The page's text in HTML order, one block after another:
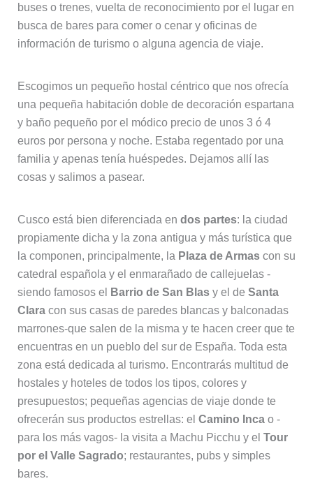
buses o trenes, vuelta de reconocimiento por el lugar en
busca de bares para comer o cenar y oficinas de
información de turismo o alguna agencia de viaje.
Escogimos un pequeño hostal céntrico que nos ofrecía
una pequeña habitación doble de decoración espartana
y baño pequeño por el módico precio de unos 3 ó 4
euros por persona y noche. Estaba regentado por una
familia y apenas tenía huéspedes. Dejamos allí las
cosas y salimos a pasear.
Cusco está bien diferenciada en dos partes: la ciudad
propiamente dicha y la zona antigua y más turística que
la componen, principalmente, la Plaza de Armascon su
catedral española y el enmarañado de callejuelas -
siendo famosos el
Barrio de San Blasy el de Santa
Claracon sus casas de paredes blancas y balconadas
marrones-que salen de la misma y te hacen creer que te
encuentras en un pueblo del sur de España. Toda esta
zona está dedicada al turismo. Encontrarás multitud de
hostales y hoteles de todos los tipos, colores y
presupuestos; pequeñas agencias de viaje donde te
ofrecerán sus productos estrellas: el Camino Incao -
para los más vagos- la visita a Machu Picchu y el Tour
por el Valle Sagrado; restaurantes, pubs y simples
bares.